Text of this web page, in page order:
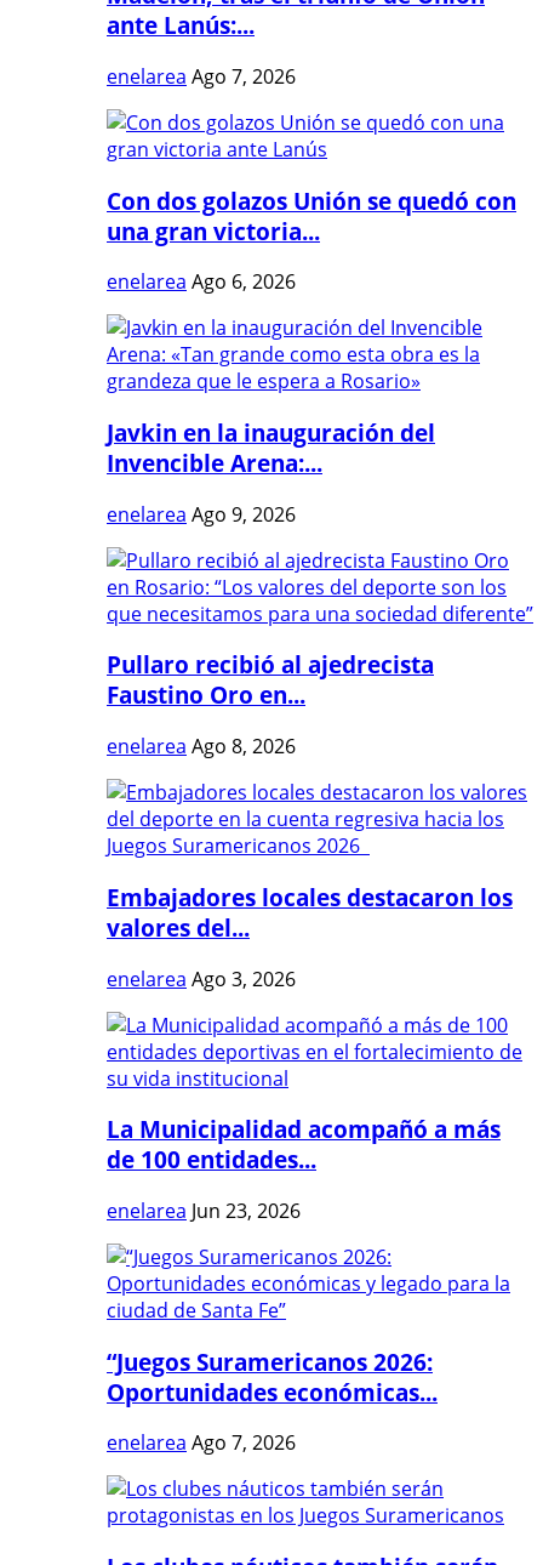
ante Lanús:...
enelarea Ago 7, 2026
Con dos golazos Unión se quedó con
una gran victoria...
enelarea Ago 6, 2026
Javkin en la inauguración del
Invencible Arena:...
enelarea Ago 9, 2026
Pullaro recibió al ajedrecista
Faustino Oro en...
enelarea Ago 8, 2026
Embajadores locales destacaron los
valores del...
enelarea Ago 3, 2026
La Municipalidad acompañó a más
de 100 entidades...
enelarea Jun 23, 2026
“Juegos Suramericanos 2026:
Oportunidades económicas...
enelarea Ago 7, 2026